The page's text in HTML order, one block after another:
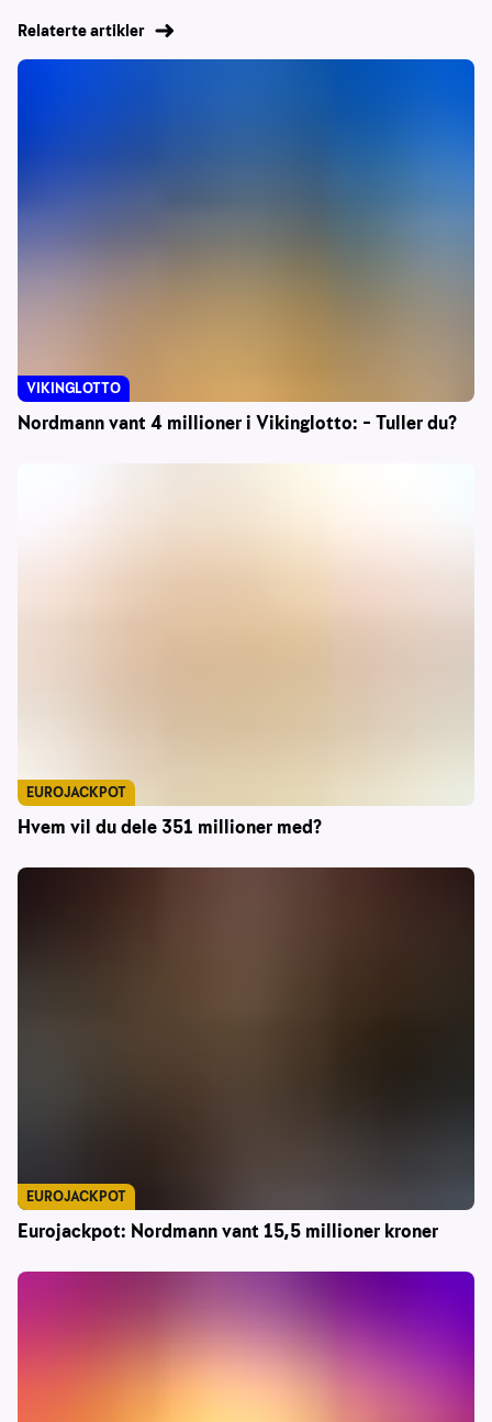
Relaterte artikler
Nordmann vant 4 millioner i Vikinglotto: – Tuller du?
VIKINGLOTTO
Hvem vil du dele 351 millioner med?
EUROJACKPOT
Eurojackpot: Nordmann vant 15,5 millioner kroner
EUROJACKPOT